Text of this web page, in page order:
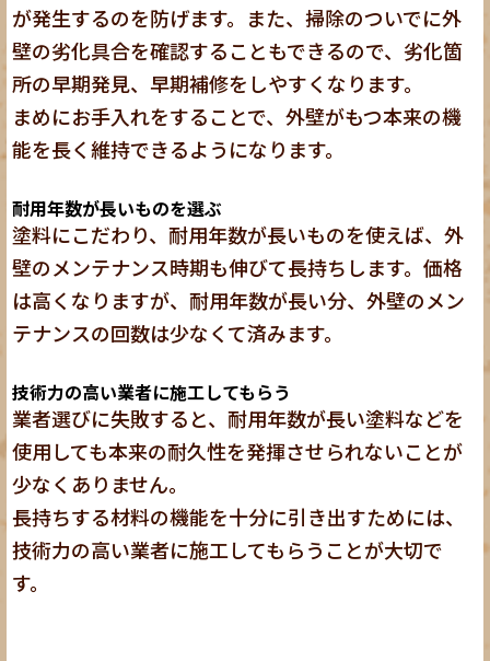
が発生するのを防げます。また、掃除のついでに外
壁の劣化具合を確認することもできるので、劣化箇
所の早期発見、早期補修をしやすくなります。
まめにお手入れをすることで、外壁がもつ本来の機
能を長く維持できるようになります。
耐用年数が長いものを選ぶ
塗料にこだわり、耐用年数が長いものを使えば、外
壁のメンテナンス時期も伸びて長持ちします。価格
は高くなりますが、耐用年数が長い分、外壁のメン
テナンスの回数は少なくて済みます。
技術力の高い業者に施工してもらう
業者選びに失敗すると、耐用年数が長い塗料などを
使用しても本来の耐久性を発揮させられないことが
少なくありません。
長持ちする材料の機能を十分に引き出すためには、
技術力の高い業者に施工してもらうことが大切で
す。